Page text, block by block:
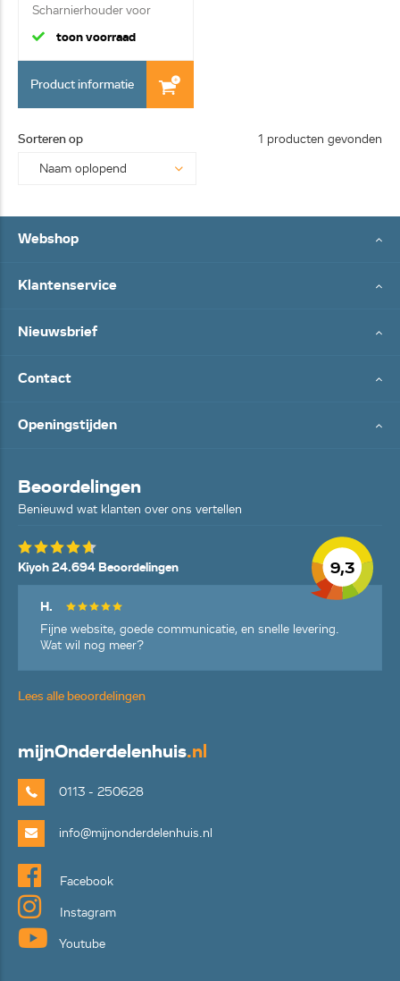
Scharnierhouder voor
onderzijde ...
toon voorraad
Product informatie
Sorteren op 1 producten gevonden
Webshop
Klantenservice
Nieuwsbrief
Contact
Openingstijden
Beoordelingen
Benieuwd wat klanten over ons vertellen
9,3
Kiyoh 24.694 Beoordelingen
H.
Fijne website, goede communicatie, en snelle levering.
Wat wil nog meer?
Lees alle beoordelingen
mijnOnderdelenhuis.nl
0113 - 250628
info@mijnonderdelenhuis.nl
Facebook
Instagram
Youtube